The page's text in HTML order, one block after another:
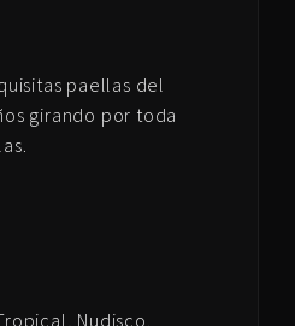
paellas del
girando por toda
Nudisco.